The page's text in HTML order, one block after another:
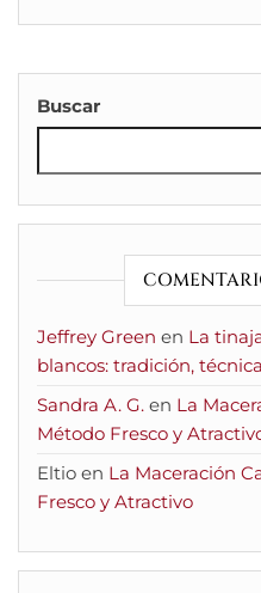
Buscar
Jeffrey Green en La
blancos: tradición,
Sandra A. G. en La
Método Fresco y
Eltio en La Maceración
Fresco y Atractivo